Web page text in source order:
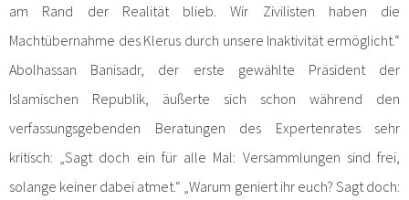
am Rand der Realität blieb. Wir Zivilisten haben die
Machtübernahme des Klerus durch unsere Inaktivität ermöglicht.“
Abolhassan Banisadr, der erste gewählte Präsident der
Islamischen Republik, äußerte sich schon während den
verfassungsgebenden Beratungen des Expertenrates sehr
kritisch: „Sagt doch ein für alle Mal: Versammlungen sind frei,
solange keiner dabei atmet.“ „Warum geniert ihr euch? Sagt doch: